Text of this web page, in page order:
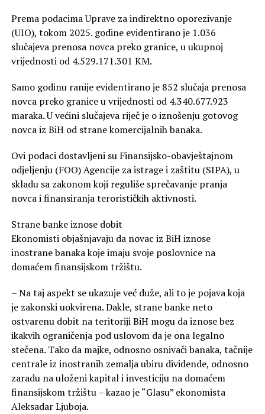
Prema podacima Uprave za indirektno oporezivanje
(UIO), tokom 2025. godine evidentirano je 1.036
slučajeva prenosa novca preko granice, u ukupnoj
vrijednosti od 4.529.171.301 KM.
Samo godinu ranije evidentirano je 852 slučaja prenosa
novca preko granice u vrijednosti od 4.340.677.923
maraka. U većini slučajeva riječ je o iznošenju gotovog
novca iz BiH od strane komercijalnih banaka.
Ovi podaci dostavljeni su Finansijsko-obavještajnom
odjeljenju (FOO) Agencije za istrage i zaštitu (SIPA), u
skladu sa zakonom koji reguliše sprečavanje pranja
novca i finansiranja terorističkih aktivnosti.
Strane banke iznose dobit
Ekonomisti objašnjavaju da novac iz BiH iznose
inostrane banaka koje imaju svoje poslovnice na
domaćem finansijskom tržištu.
– Na taj aspekt se ukazuje već duže, ali to je pojava koja
je zakonski uokvirena. Dakle, strane banke neto
ostvarenu dobit na teritoriji BiH mogu da iznose bez
ikakvih ograničenja pod uslovom da je ona legalno
stečena. Tako da majke, odnosno osnivači banaka, tačnije
centrale iz inostranih zemalja ubiru dividende, odnosno
zaradu na uloženi kapital i investiciju na domaćem
finansijskom tržištu – kazao je “Glasu” ekonomista
Aleksadar Ljuboja.